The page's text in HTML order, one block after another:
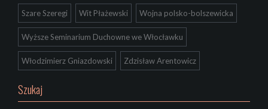
Szare Szeregi Wit Płażewski Wojna polsko-bolszewicka
Wyższe Seminarium Duchowne we Włocławku
Włodzimierz Gniazdowski Zdzisław Arentowicz
Szukaj